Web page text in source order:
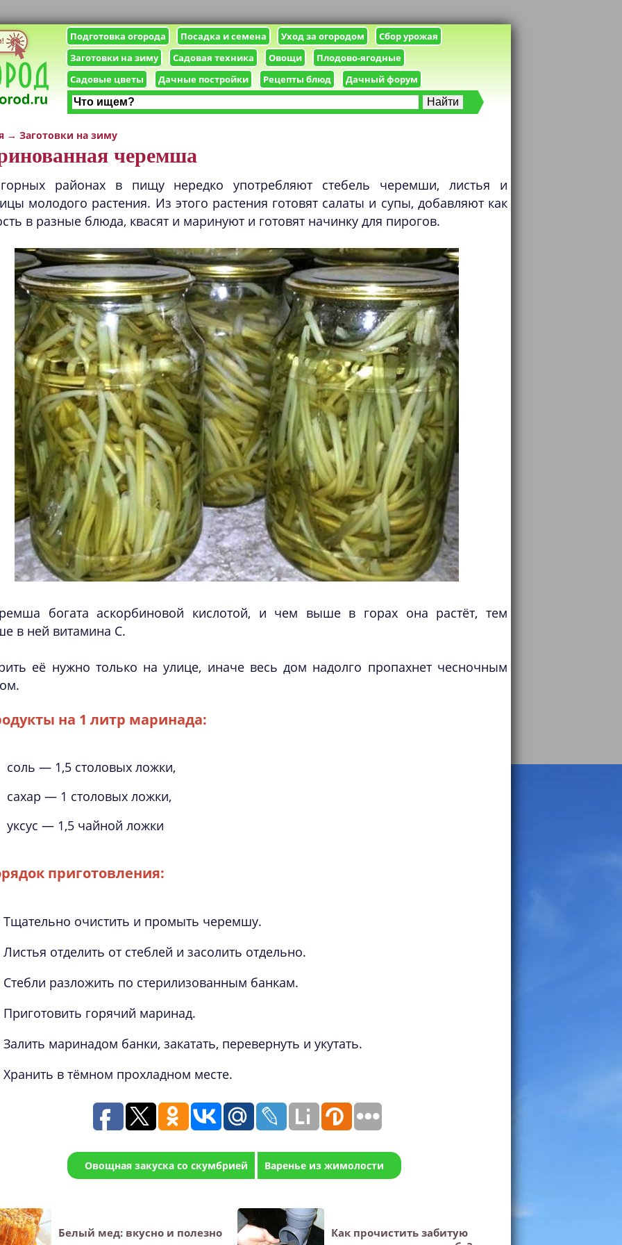
Подготовка огорода Посадка и семена Уход за огородом
Сбор урожая
Заготовки на зиму
Садовая техника Овощи
Плодово-ягодные
Садовые цветы
Дачные постройки Рецепты блюд Дачный форум
→ Заготовки на зиму
черемша
районах в пищу нередко употребляют стебель черемши, листья и
молодого растения. Из этого растения готовят салаты и супы, добавляют как
в разные блюда, квасят и маринуют и готовят начинку для пирогов.
богата аскорбиновой кислотой, и чем выше в горах она растёт, тем
в ней витамина C.
её нужно только на улице, иначе весь дом надолго пропахнет чесночным
на 1 литр маринада:
соль — 1,5 столовых ложки,
сахар — 1 столовых ложки,
уксус — 1,5 чайной ложки
приготовления:
Тщательно очистить и промыть черемшу.
Листья отделить от стеблей и засолить отдельно.
Стебли разложить по стерилизованным банкам.
Приготовить горячий маринад.
Залить маринадом банки, закатать, перевернуть и укутать.
Хранить в тёмном прохладном месте.
Овощная закуска со скумбрией Варенье из жимолости
Белый мед: вкусно и полезно
Как прочистить забитую